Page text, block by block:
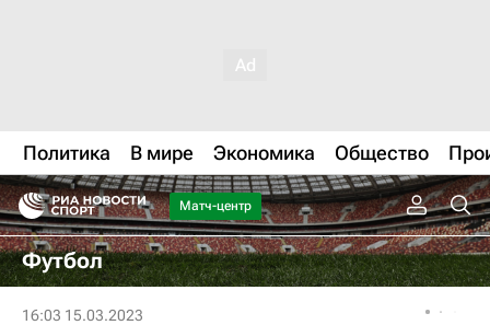
Политика В мире Экономика Общество
Матч-центр
Футбол
16:03 15.03.2023